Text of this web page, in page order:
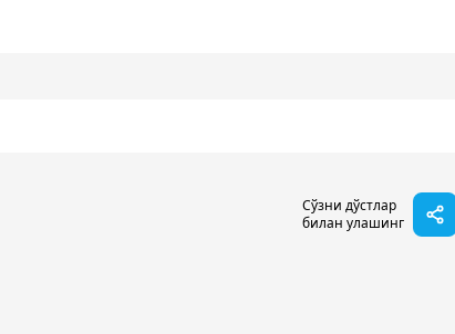
Сўзни дўстлар
билан улашинг